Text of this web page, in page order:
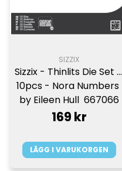
SIZZIX
Sizzix - Thinlits Die Set -
10pcs - Nora Numbers
by Eileen Hull  667066
169 kr
LÄGG I VARUKORGEN